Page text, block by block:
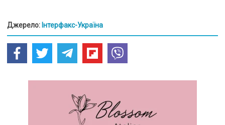
Джерело: Інтерфакс-Україна